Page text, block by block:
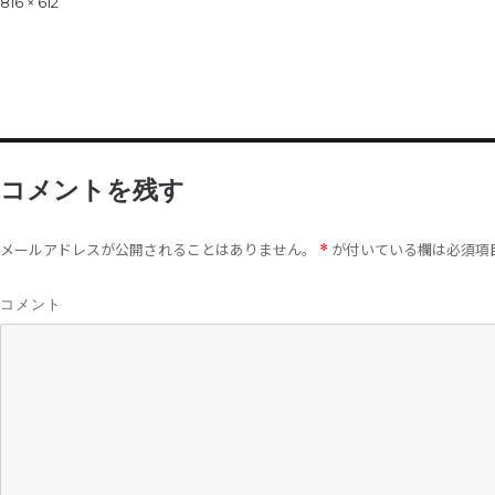
コメントを残す
メールアドレスが公開されることはありません。 * が付いている欄は必須項
コメント